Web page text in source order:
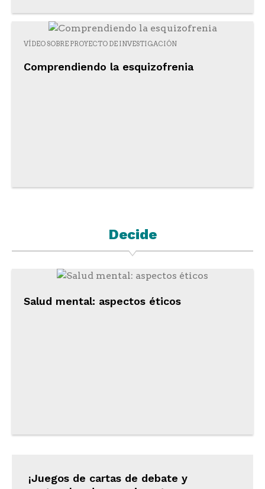
VÍDEO SOBRE PROYECTO DE INVESTIGACIÓN
Comprendiendo la esquizofrenia
Decide
Salud mental: aspectos éticos
¡Juegos de cartas de debate y